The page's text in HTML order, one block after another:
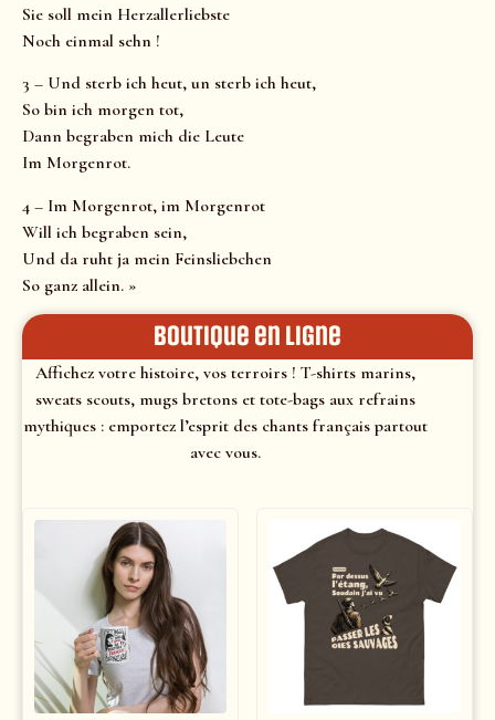
Sie soll mein Herzallerliebste
Noch einmal sehn !
3 – Und sterb ich heut, un sterb ich heut,
So bin ich morgen tot,
Dann begraben mich die Leute
Im Morgenrot.
4 – Im Morgenrot, im Morgenrot
Will ich begraben sein,
Und da ruht ja mein Feinsliebchen
So ganz allein. »
Boutique en ligne
Affichez votre histoire, vos terroirs ! T-shirts marins,
sweats scouts, mugs bretons et tote-bags aux refrains
mythiques : emportez l’esprit des chants français partout
avec vous.